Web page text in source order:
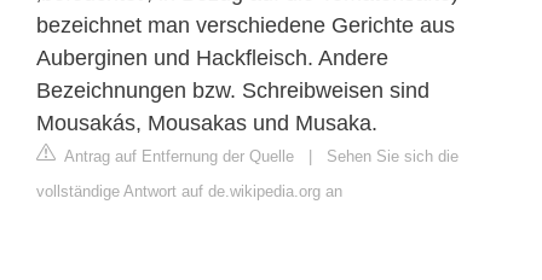
bezeichnet man verschiedene Gerichte aus
Auberginen und Hackfleisch. Andere
Bezeichnungen bzw. Schreibweisen sind
Mousakás, Mousakas und Musaka.
Antrag auf Entfernung der Quelle | Sehen Sie sich die
vollständige Antwort auf de.wikipedia.org an